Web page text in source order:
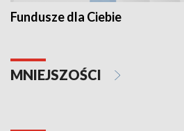
Fundusze dla Ciebie
MNIEJSZOŚCI